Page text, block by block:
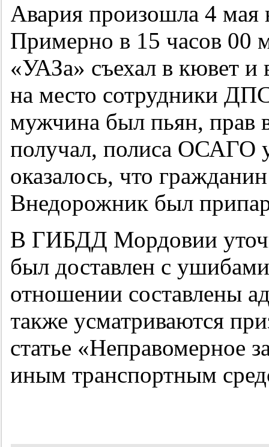
Авария произошла 4 мая
Примерно в 15 часов 00
«УАЗа» съехал в кювет
на место сотрудники
мужчина был пьян, прав
получал, полиса ОСАГО
оказалось, что
Внедорожник был
В ГИБДД Мордовии
был доставлен с
отношении составлены
также усматриваются
статье «Неправомерное
иным транспортным